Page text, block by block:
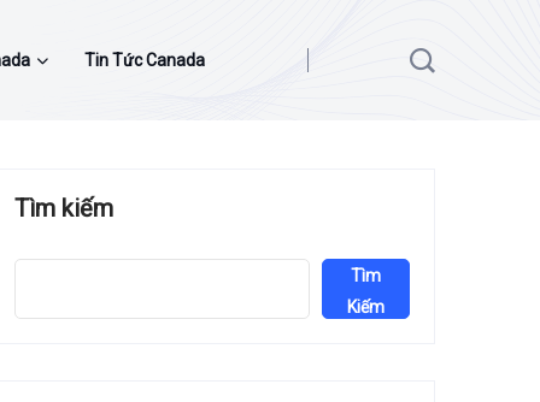
Tin Tức Canada
Tìm kiếm
Tìm
Kiếm